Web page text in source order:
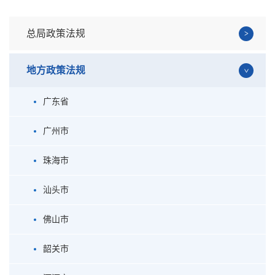
总局政策法规
地方政策法规
广东省
广州市
珠海市
汕头市
佛山市
韶关市